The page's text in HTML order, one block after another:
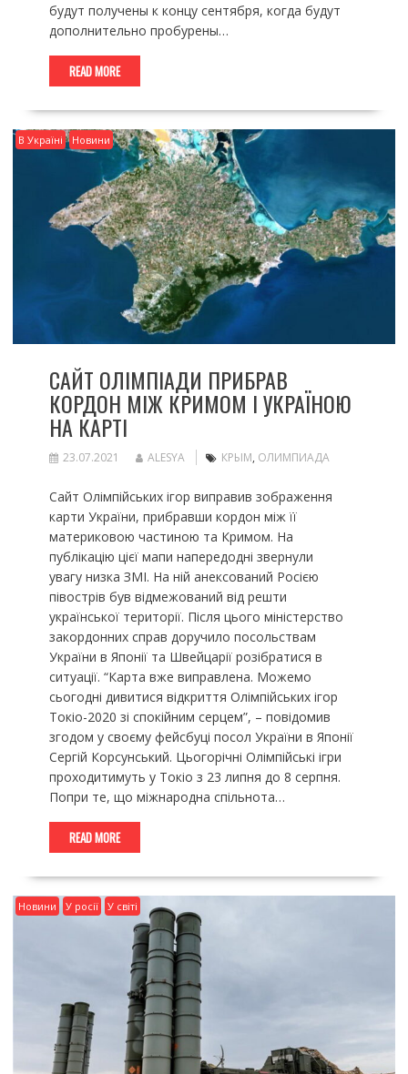
будут получены к концу сентября, когда будут
дополнительно пробурены…
READ MORE
В Україні Новини
САЙТ ОЛІМПІАДИ ПРИБРАВ
КОРДОН МІЖ КРИМОМ І УКРАЇНОЮ
НА КАРТІ
23.07.2021 ALESYA КРЫМ, ОЛИМПИАДА
Сайт Олімпійських ігор виправив зображення
карти України, прибравши кордон між її
материковою частиною та Кримом. На
публікацію цієї мапи напередодні звернули
увагу низка ЗМІ. На ній анексований Росією
півострів був відмежований від решти
української території. Після цього міністерство
закордонних справ доручило посольствам
України в Японії та Швейцарії розібратися в
ситуації. “Карта вже виправлена. Можемо
сьогодні дивитися відкриття Олімпійських ігор
Токіо-2020 зі спокійним серцем”, – повідомив
згодом у своєму фейсбуці посол України в Японії
Сергій Корсунський. Цьогорічні Олімпійські ігри
проходитимуть у Токіо з 23 липня до 8 серпня.
Попри те, що міжнародна спільнота…
READ MORE
Новини У росії У світі